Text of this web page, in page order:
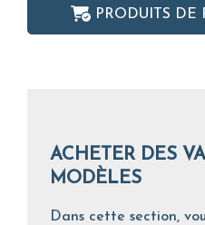
PRODUITS DE
ACHETER DES VARIANTES DE
MODÈLES
Dans cette section,